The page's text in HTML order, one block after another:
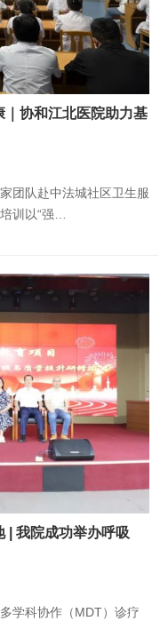
协和江北医院助力基
团队赴中法城社区卫生服
训以“强…
| 我院成功举办呼吸
学科协作（MDT）诊疗